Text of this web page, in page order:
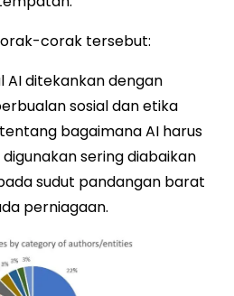
corak tersebut:
ditekankan dengan
sosial dan etika
bagaimana AI harus
sering diabaikan
sudut pandangan barat
perniagaan.